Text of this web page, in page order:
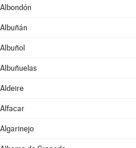
Albondón
Albuñán
Albuñol
Albuñuelas
Aldeire
Alfacar
Algarinejo